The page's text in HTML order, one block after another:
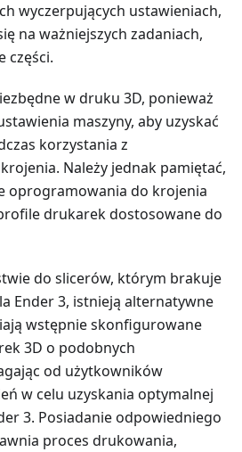
wyczerpujących ustawieniach,
na ważniejszych zadaniach,
części.
w druku 3D, ponieważ
maszyny, aby uzyskać
korzystania z
Należy jednak pamiętać,
oprogramowania do krojenia
drukarek dostosowane do
do slicerów, którym brakuje
Ender 3, istnieją alternatywne
wstępnie skonfigurowane
3D o podobnych
od użytkowników
w celu uzyskania optymalnej
3. Posiadanie odpowiedniego
proces drukowania,